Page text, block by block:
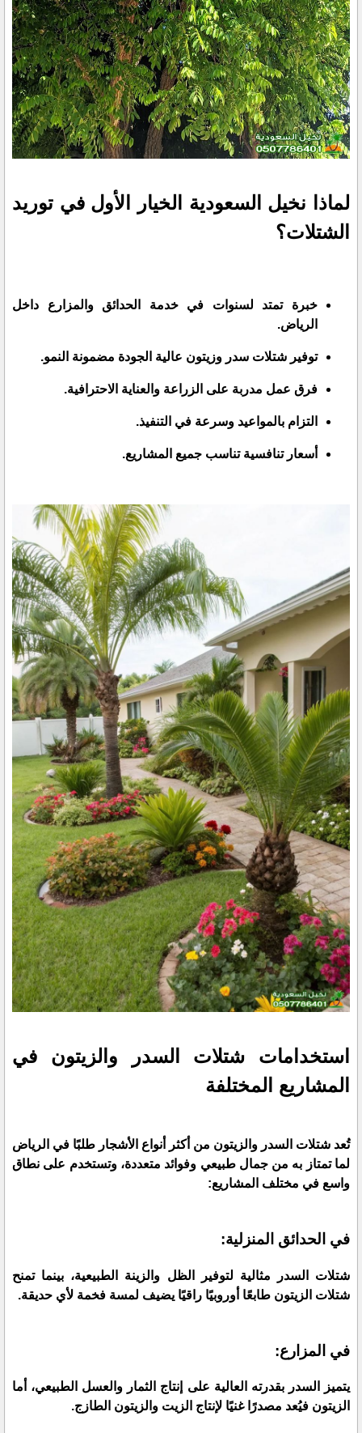
لماذا نخيل السعودية الخيار الأول في توريد
الشتلات؟
خبرة تمتد لسنوات في خدمة الحدائق والمزارع داخل
الرياض.
توفير شتلات سدر وزيتون عالية الجودة مضمونة النمو.
فرق عمل مدربة على الزراعة والعناية الاحترافية.
التزام بالمواعيد وسرعة في التنفيذ.
أسعار تنافسية تناسب جميع المشاريع.
استخدامات شتلات السدر والزيتون في
المشاريع المختلفة
تُعد شتلات السدر والزيتون من أكثر أنواع الأشجار طلبًا في الرياض
لما تمتاز به من جمال طبيعي وفوائد متعددة، وتستخدم على نطاق
واسع في مختلف المشاريع:
في الحدائق المنزلية:
شتلات السدر مثالية لتوفير الظل والزينة الطبيعية، بينما تمنح
شتلات الزيتون طابعًا أوروبيًا راقيًا يضيف لمسة فخمة لأي حديقة.
في المزارع:
يتميز السدر بقدرته العالية على إنتاج الثمار والعسل الطبيعي، أما
الزيتون فيُعد مصدرًا غنيًا لإنتاج الزيت والزيتون الطازج.